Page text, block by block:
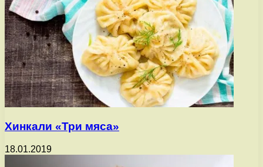
Хинкали «Три мяса»
18.01.2019